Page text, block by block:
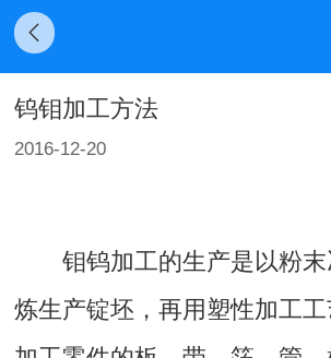
钨钼加工方法
2016-12-20
钼钨加工的生产是以粉
炼生产锭坯，再用塑性加工